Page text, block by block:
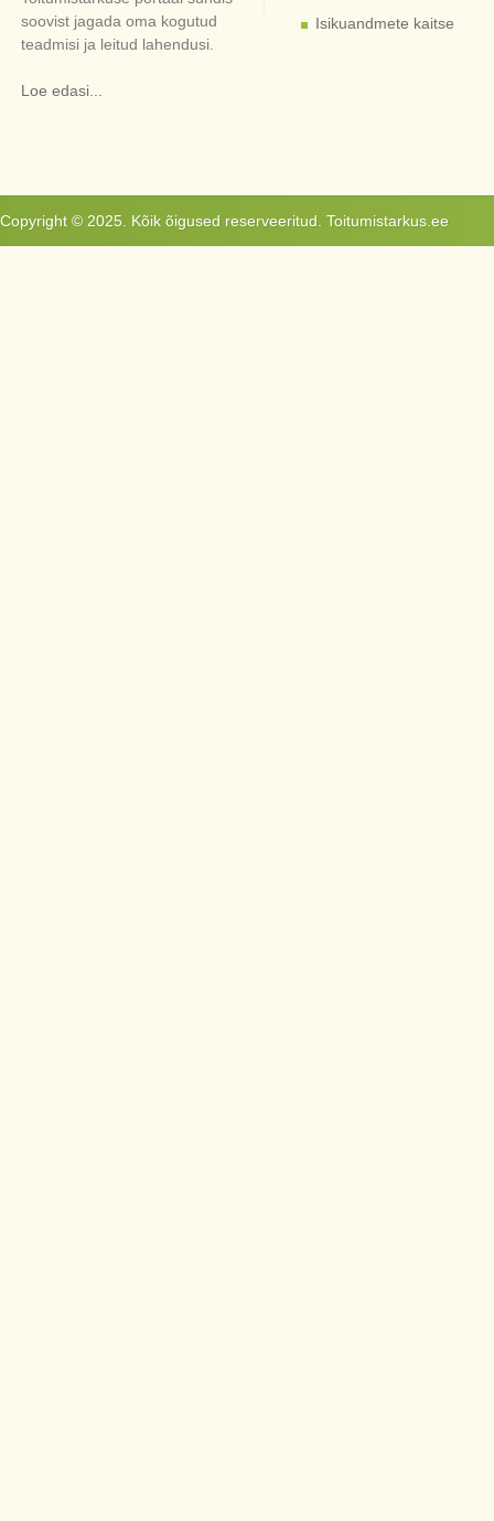
soovist jagada oma kogutud
teadmisi ja leitud lahendusi.
Loe edasi...
Isikuandmete kaitse
Copyright © 2025. Kõik õigused reserveeritud. Toitumistarkus.ee